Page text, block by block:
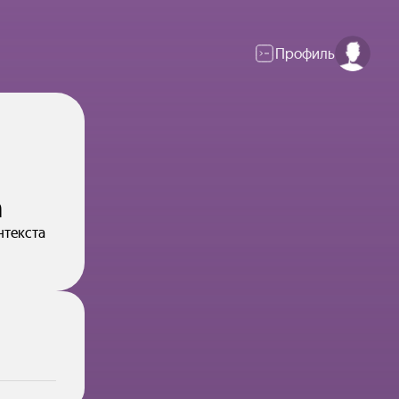
Профиль